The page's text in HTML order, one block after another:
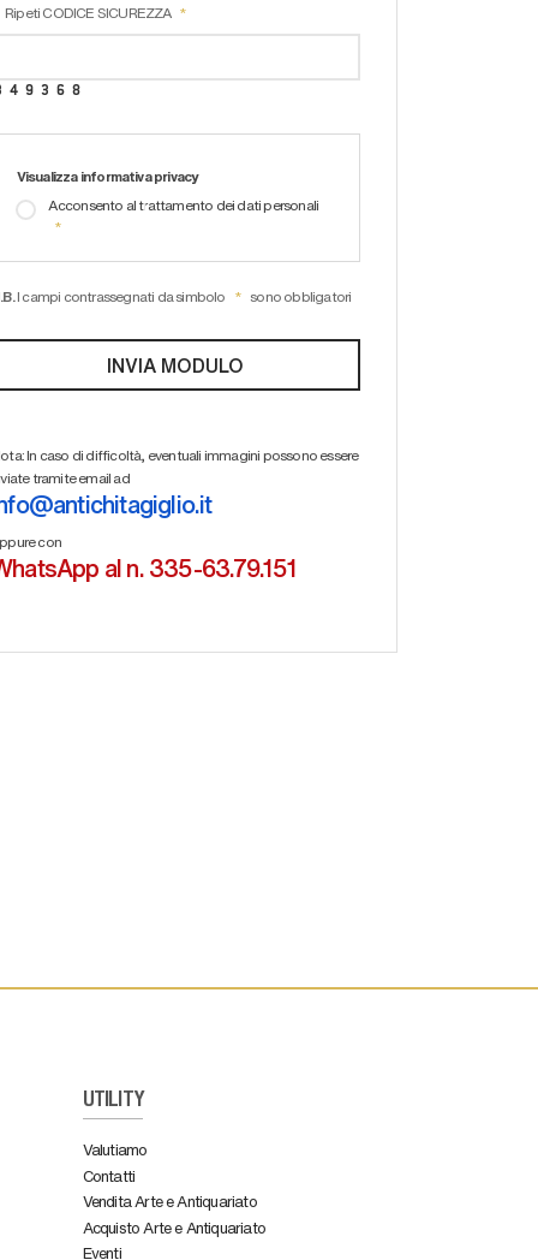
Ripeti CODICE SICUREZZA
Visualizza informativa privacy
Acconsento al trattamento dei dati personali
I campi contrassegnati da simbolo sono obbligatori
In caso di difficoltà, eventuali immagini possono essere
tramite email ad
con
al n. 335-63.79.151
UTILITY
Valutiamo
Contatti
Vendita Arte e Antiquariato
Acquisto Arte e Antiquariato
Eventi